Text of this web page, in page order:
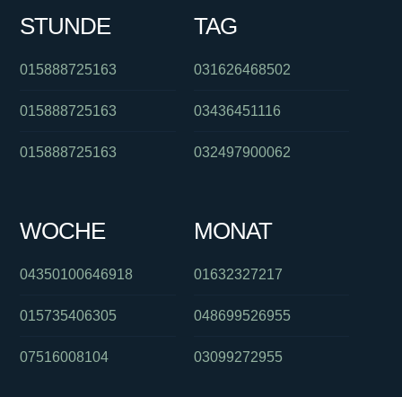
STUNDE
015888725163
015888725163
015888725163
TAG
031626468502
03436451116
032497900062
WOCHE
04350100646918
015735406305
07516008104
MONAT
01632327217
048699526955
03099272955